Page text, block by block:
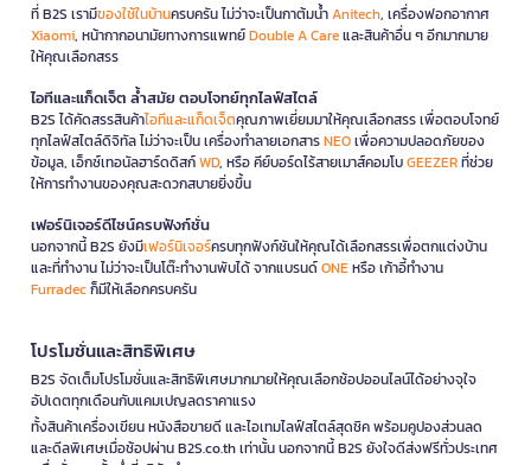
ที่ B2S เรามีของใช้ในบ้านครบครัน ไม่ว่าจะเป็นกาต้มน้ำAnitech, เครื่องฟอกอากาศ
Xiaomi, หน้ากากอนามัยทางการแพทย์Double A Careและสินค้าอื่น ๆ อีกมากมาย
ให้คุณเลือกสรร
ไอทีและแก็ดเจ็ต ล้ำสมัย ตอบโจทย์ทุกไลฟ์สไตล์
B2S ได้คัดสรรสินค้าไอทีและแก็ดเจ็ตคุณภาพเยี่ยมมาให้คุณเลือกสรร เพื่อตอบโจทย์
ทุกไลฟ์สไตล์ดิจิทัล ไม่ว่าจะเป็น เครื่องทำลายเอกสารNEOเพื่อความปลอดภัยของ
ข้อมูล, เอ็กซ์เทอนัลฮาร์ดดิสก์WD, หรือ คีย์บอร์ดไร้สายเมาส์คอมโบGEEZERที่ช่วย
ให้การทำงานของคุณสะดวกสบายยิ่งขึ้น
เฟอร์นิเจอร์ดีไซน์ครบฟังก์ชั่น
นอกจากนี้ B2S ยังมีเฟอร์นิเจอร์ครบทุกฟังก์ชันให้คุณได้เลือกสรรเพื่อตกแต่งบ้าน
และที่ทำงาน ไม่ว่าจะเป็นโต๊ะทำงานพับได้ จากแบรนด์ONEหรือ เก้าอี้ทำงาน
Furradecก็มีให้เลือกครบครัน
โปรโมชั่นและสิทธิพิเศษ
B2S จัดเต็มโปรโมชั่นและสิทธิพิเศษมากมายให้คุณเลือกช้อปออนไลน์ได้อย่างจุใจ
อัปเดตทุกเดือนกับแคมเปญลดราคาแรง
ทั้งสินค้าเครื่องเขียน หนังสือขายดี และไอเทมไลฟ์สไตล์สุดชิค พร้อมคูปองส่วนลด
และดีลพิเศษเมื่อช้อปผ่าน B2S.co.th เท่านั้น นอกจากนี้ B2S ยังใจดีส่งฟรีทั่วประเทศ